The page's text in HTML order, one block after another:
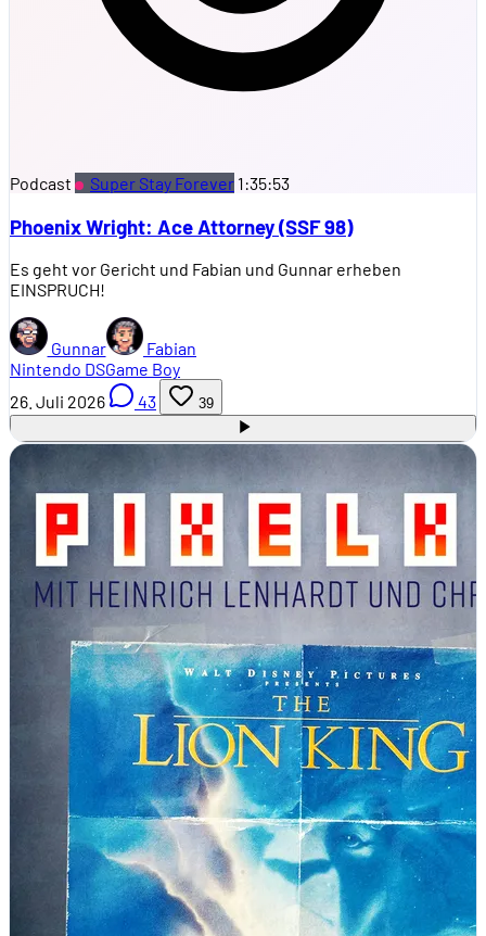
Podcast Super Stay Forever 1:35:53
Phoenix Wright: Ace Attorney (SSF 98)
Es geht vor Gericht und Fabian und Gunnar erheben
EINSPRUCH!
Gunnar
Fabian
Nintendo DSGame Boy
26. Juli 2026
43 39